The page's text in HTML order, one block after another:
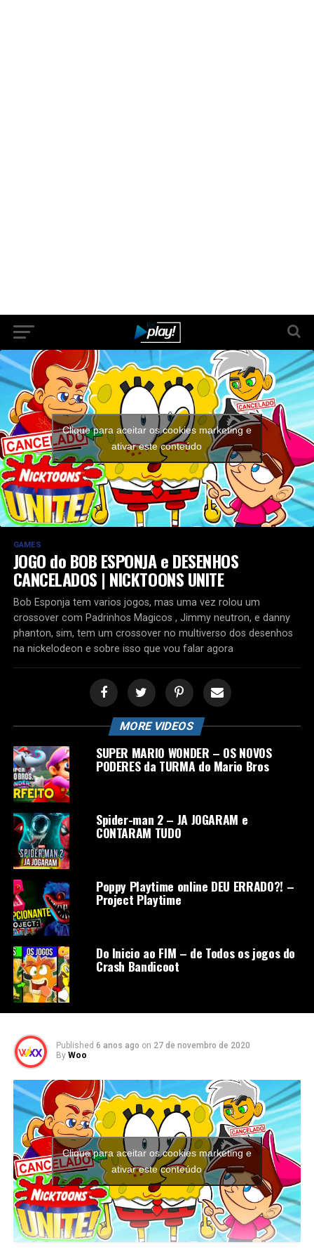
Clique para aceitar os cookies marketing e
ativar este conteúdo
GAMES
JOGO do BOB ESPONJA e DESENHOS
CANCELADOS | NICKTOONS UNITE
Bob Esponja tem varios jogos, mas uma vez rolou um
crossover com Padrinhos Magicos , Jimmy neutron, e danny
phanton, sim, tem um crossover no multiverso dos desenhos
na nickelodeon e sobre isso que vou falar agora
MORE VIDEOS
SUPER MARIO WONDER – OS NOVOS
PODERES da TURMA do Mario Bros
Spider-man 2 – JA JOGARAM e
CONTARAM TUDO
Poppy Playtime online DEU ERRADO?! –
Project Playtime
Do Inicio ao FIM – de Todos os jogos do
Crash Bandicoot
Published 6 anos ago on 27 de novembro de 2020
By Woo
Clique para aceitar os cookies marketing e
ativar este conteúdo